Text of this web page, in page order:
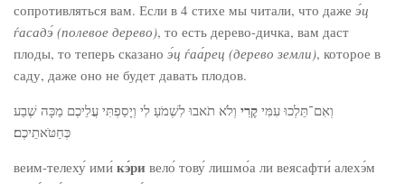
сопротивляться вам. Если в 4 стихе мы читали, что даже э́ц
ѓасадэ́ (полевое дерево), то есть дерево-дичка, вам даст
плоды, то теперь сказано э́ц ѓаа́рец (дерево земли), которое в
саду, даже оно не будет давать плодов.
וְאִם־תֵּלְכוּ עִמִּי קֶרִי וְלֹא תֹאבוּ לִשְׁמֹעַ לִי וְיָסַפְתִּי עֲלֵיכֶם מַכָּה שֶׁבַע
כְּחַטֹּאתֵיכֶם׃
веим-телеху́ ими́ кэ́ри вело́ тову́ лишмо́а ли веясафти́ алехэ́м